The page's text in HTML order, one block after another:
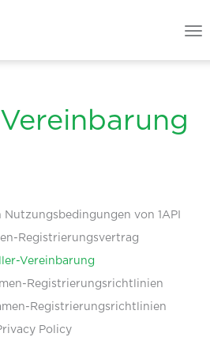
von 1API
Registrierungsvertrag
Vereinbarung
Registrierungsrichtlinien
Registrierungsrichtlinien
Policy